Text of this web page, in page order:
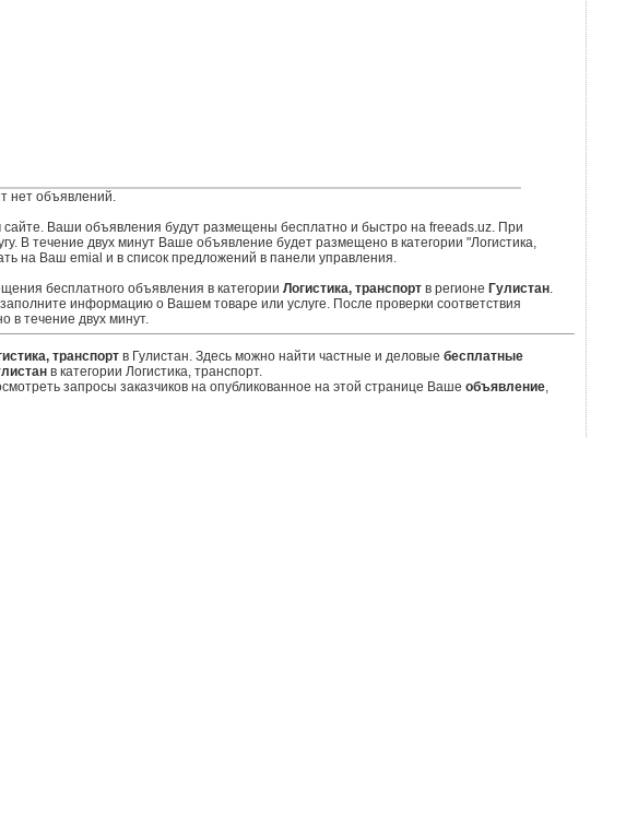
нет объявлений.
Ваши объявления будут размещены бесплатно и быстро на freeads.uz. При
В течение двух минут Ваше объявление будет размещено в категории "Логистика,
на Ваш emial и в список предложений в панели управления.
бесплатного объявления в категории Логистика, транспортв регионе Гулистан.
информацию о Вашем товаре или услуге. После проверки соответствия
течение двух минут.
транспортв Гулистан. Здесь можно найти частные и деловые бесплатные
в категории Логистика, транспорт.
запросы заказчиков на опубликованное на этой странице Ваше объявление,